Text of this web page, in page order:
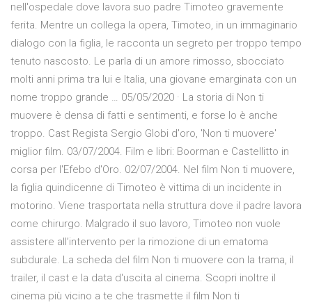
nell'ospedale dove lavora suo padre Timoteo gravemente
ferita. Mentre un collega la opera, Timoteo, in un immaginario
dialogo con la figlia, le racconta un segreto per troppo tempo
tenuto nascosto. Le parla di un amore rimosso, sbocciato
molti anni prima tra lui e Italia, una giovane emarginata con un
nome troppo grande … 05/05/2020 · La storia di Non ti
muovere è densa di fatti e sentimenti, e forse lo è anche
troppo. Cast Regista Sergio Globi d'oro, 'Non ti muovere'
miglior film. 03/07/2004. Film e libri: Boorman e Castellitto in
corsa per l'Efebo d'Oro. 02/07/2004. Nel film Non ti muovere,
la figlia quindicenne di Timoteo è vittima di un incidente in
motorino. Viene trasportata nella struttura dove il padre lavora
come chirurgo. Malgrado il suo lavoro, Timoteo non vuole
assistere all’intervento per la rimozione di un ematoma
subdurale. La scheda del film Non ti muovere con la trama, il
trailer, il cast e la data d'uscita al cinema. Scopri inoltre il
cinema più vicino a te che trasmette il film Non ti